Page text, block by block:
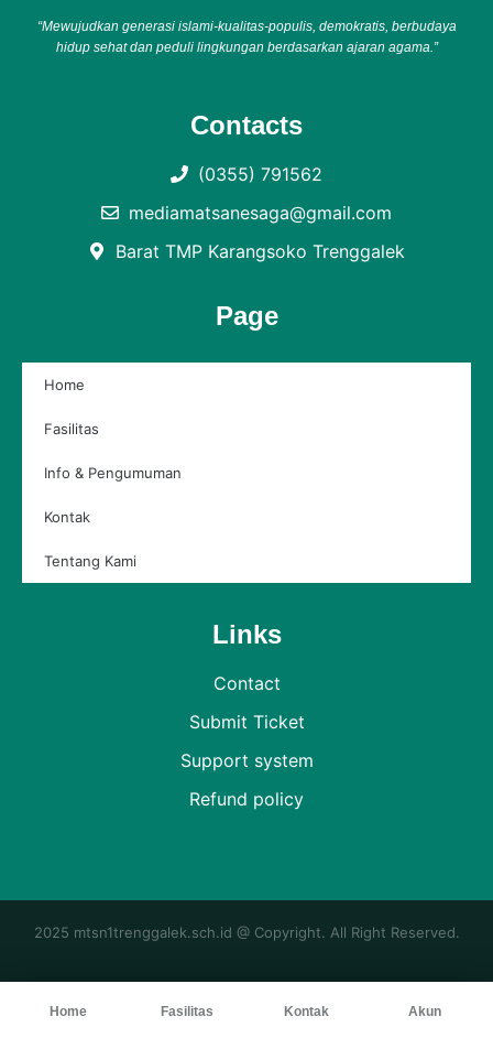
“Mewujudkan generasi islami-kualitas-populis, demokratis, berbudaya
hidup sehat dan peduli lingkungan berdasarkan ajaran agama.”
Contacts
(0355) 791562
mediamatsanesaga@gmail.com
Barat TMP Karangsoko Trenggalek
Page
Home
Fasilitas
Info & Pengumuman
Kontak
Tentang Kami
Links
Contact
Submit Ticket
Support system
Refund policy
2025 mtsn1trenggalek.sch.id @ Copyright. All Right Reserved.
Home Fasilitas Kontak Akun